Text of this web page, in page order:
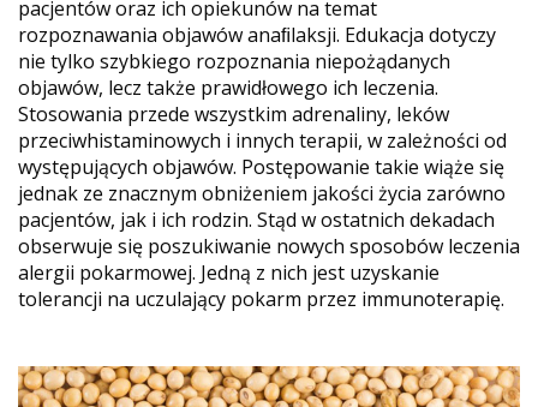
pacjentów oraz ich opiekunów na temat
rozpoznawania objawów anaﬁlaksji. Edukacja dotyczy
nie tylko szybkiego rozpoznania niepożądanych
objawów, lecz także prawidłowego ich leczenia.
Stosowania przede wszystkim adrenaliny, leków
przeciwhistaminowych i innych terapii, w zależności od
występujących objawów. Postępowanie takie wiąże się
jednak ze znacznym obniżeniem jakości życia zarówno
pacjentów, jak i ich rodzin. Stąd w ostatnich dekadach
obserwuje się poszukiwanie nowych sposobów leczenia
alergii pokarmowej. Jedną z nich jest uzyskanie
tolerancji na uczulający pokarm przez immunoterapię.